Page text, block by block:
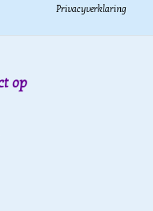
Privacyverklaring
op